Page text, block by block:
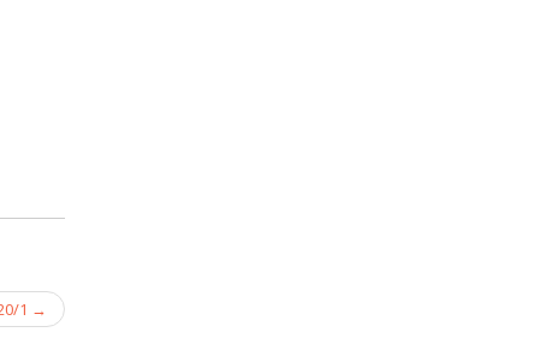
1 →